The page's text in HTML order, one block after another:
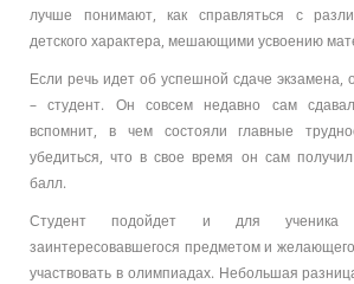
лучше понимают, как справляться с
детского характера, мешающими усвоению
Если речь идет об успешной сдаче экзамена,
– студент. Он совсем недавно сам
вспомнит, в чем состояли главные
убедиться, что в свое время он сам
балл.
Студент подойдет и для ученика
заинтересовавшегося предметом и желающего
участвовать в олимпиадах. Небольшая